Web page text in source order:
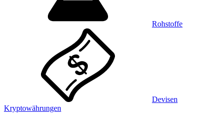
Rohstoffe
Devisen
Kryptowährungen